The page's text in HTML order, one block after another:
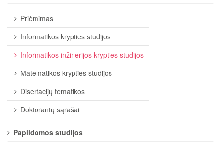
Priėmimas
Informatikos krypties studijos
Informatikos inžinerijos krypties studijos
Matematikos krypties studijos
Disertacijų tematikos
Doktorantų sąrašai
Papildomos studijos